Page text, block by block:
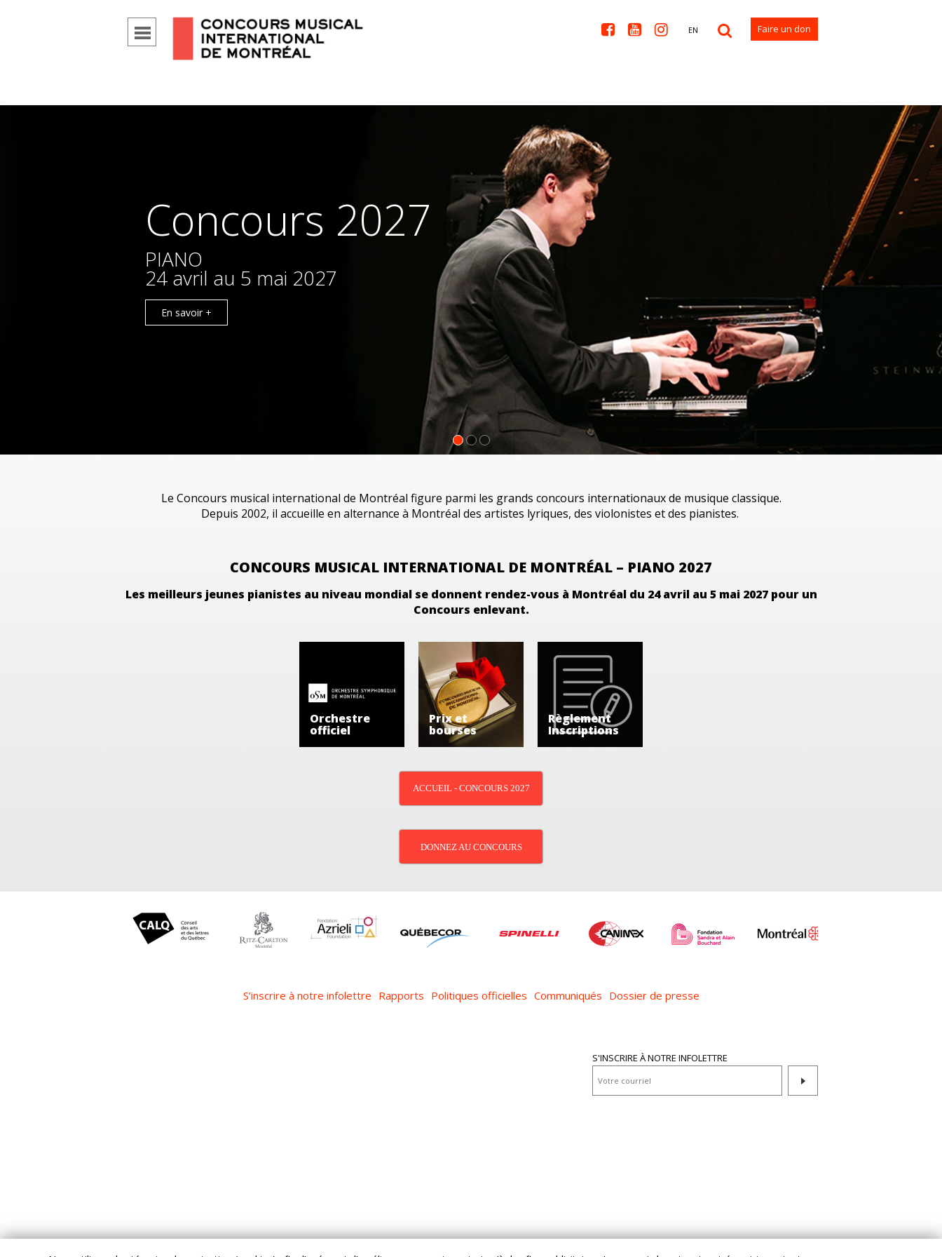
   EN Faire un don
Concours 2026
Découvrez les lauréats
et lauréates
En savoir +
Le Concours musical international de Montréal figure parmi les grands concours internationaux de musique classique.
Depuis 2002, il accueille en alternance à Montréal des artistes lyriques, des violonistes et des pianistes.
CONCOURS MUSICAL INTERNATIONAL DE MONTRÉAL – PIANO 2027
Les meilleurs jeunes pianistes au niveau mondial se donnent rendez-vous à Montréal du 24 avril au 5 mai 2027pour un
Concours enlevant.
Orchestre
officiel
Prix et
bourses
Règlement
Inscriptions
ACCUEIL - CONCOURS 2027
DONNEZ AU CONCOURS
S’inscrire à notre infolettre Rapports Politiques officielles Communiqués Dossier de presse
S'INSCRIRE À NOTRE INFOLETTRE